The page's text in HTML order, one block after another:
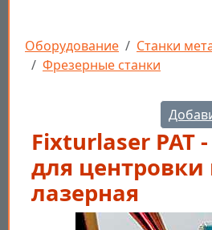
Строка навигации
Оборудование
Станки
Фрезерные станки
Fixturlaser РАТ
для
лазерная